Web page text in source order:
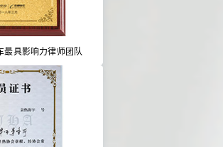
最具影响力律师团队